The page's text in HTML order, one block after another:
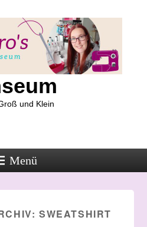
und Klein
Menü
SWEATSHIRT